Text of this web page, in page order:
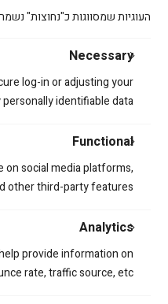
העוגיות שמסווגות כ"נחוצות"
Necessary
log-in or adjusting your
identifiable data.
Functional
social media platforms,
other third-party features.
Analytics
provide information on
rate, traffic source, etc.